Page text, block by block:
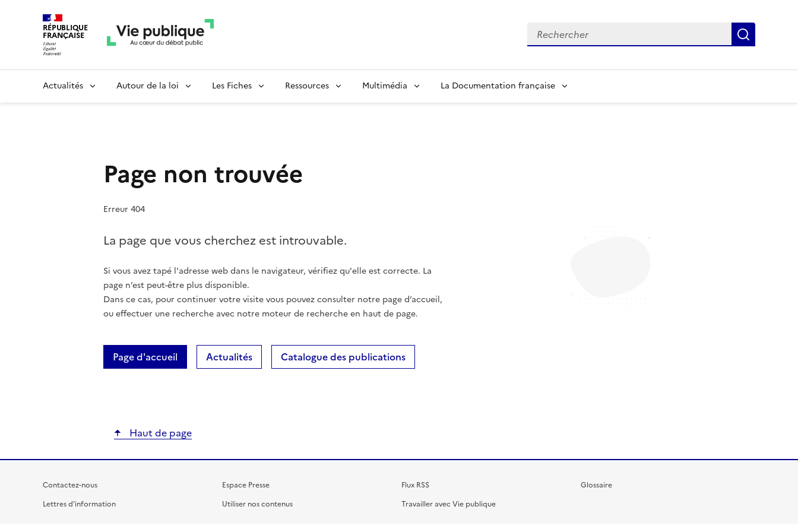
RÉPUBLIQUE
FRANÇAISE Recherche
Actualités Autour de la loi Les Fiches Ressources Multimédia La Documentation française
Page non trouvée
Erreur 404
La page que vous cherchez est introuvable.
Si vous avez tapé l'adresse web dans le navigateur, vérifiez qu'elle est correcte. La
page n’est peut-être plus disponible.
Dans ce cas, pour continuer votre visite vous pouvez consulter notre page d’accueil,
ou effectuer une recherche avec notre moteur de recherche en haut de page.
Page d'accueil Actualités Catalogue des publications
Haut de page
Contactez-nous
Lettres d'information
Espace Presse
Utiliser nos contenus
Flux RSS
Travailler avec Vie publique
Glossaire